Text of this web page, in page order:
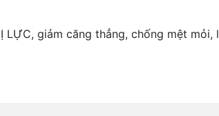
giảm căng thẳng, chống mệt mỏi, l